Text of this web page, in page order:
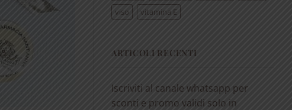
viso
vitamina E
ARTICOLI RECENTI
Iscriviti al canale whatsapp per
sconti e promo validi solo in